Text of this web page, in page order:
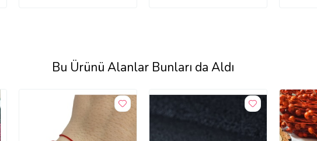
Bu Ürünü Alanlar Bunları da Aldı